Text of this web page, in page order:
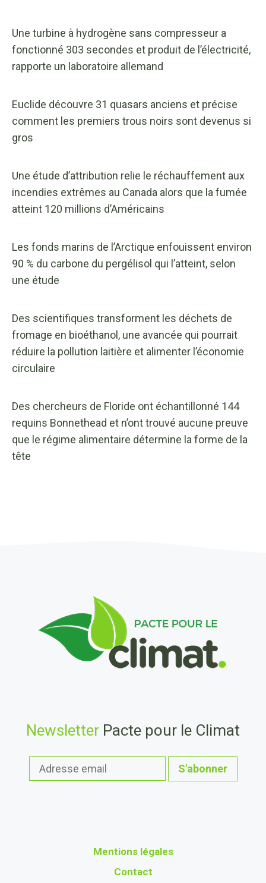
Une turbine à hydrogène sans compresseur a
fonctionné 303 secondes et produit de l’électricité,
rapporte un laboratoire allemand
Euclide découvre 31 quasars anciens et précise
comment les premiers trous noirs sont devenus si
gros
Une étude d’attribution relie le réchauffement aux
incendies extrêmes au Canada alors que la fumée
atteint 120 millions d’Américains
Les fonds marins de l’Arctique enfouissent environ
90 % du carbone du pergélisol qui l’atteint, selon
une étude
Des scientifiques transforment les déchets de
fromage en bioéthanol, une avancée qui pourrait
réduire la pollution laitière et alimenter l’économie
circulaire
Des chercheurs de Floride ont échantillonné 144
requins Bonnethead et n’ont trouvé aucune preuve
que le régime alimentaire détermine la forme de la
tête
Newsletter Pacte pour le Climat
Mentions légales
Contact